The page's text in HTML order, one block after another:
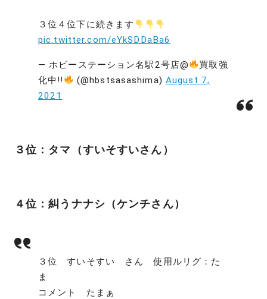
３位４位下に続きます
pic.twitter.com/eYkSDDaBa6
— ホビーステーション名駅2号店@
買取強
化中!!
(@hbstsasashima) August 7,
2021
３位：タマ（すいそすいさん）
４位：糾うナナシ（ケンチさん）
３位 すいそすい さん 使用ルリグ：た
ま
コメント たまぁ